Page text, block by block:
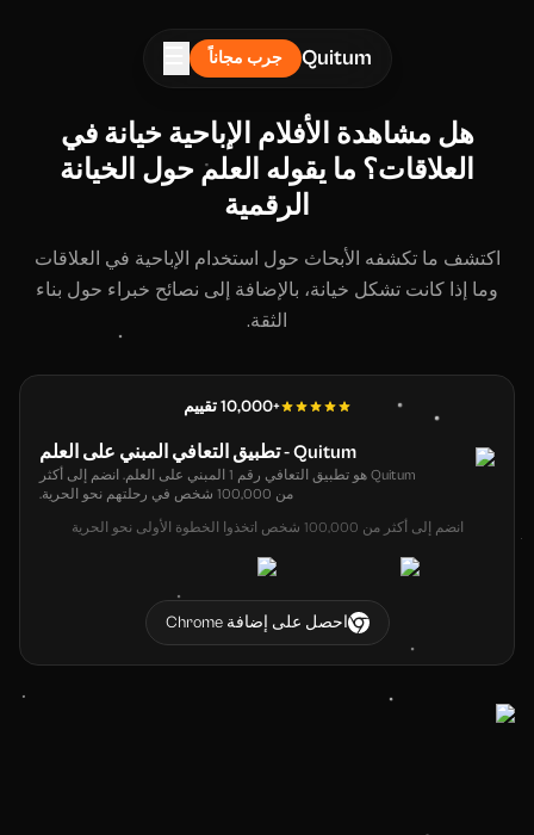
Quitum جرب مجاناً
هل مشاهدة الأفلام الإباحية خيانة في
العلاقات؟ ما يقوله العلم حول الخيانة
الرقمية
اكتشف ما تكشفه الأبحاث حول استخدام الإباحية في العلاقات
وما إذا كانت تشكل خيانة، بالإضافة إلى نصائح خبراء حول بناء
الثقة.
+10,000 تقييم
Quitum - تطبيق التعافي المبني على العلم
Quitum هو تطبيق التعافي رقم 1 المبني على العلم. انضم إلى أكثر
من 100,000 شخص في رحلتهم نحو الحرية.
انضم إلى أكثر من 100,000 شخص اتخذوا الخطوة الأولى نحو الحرية
احصل على إضافة Chrome